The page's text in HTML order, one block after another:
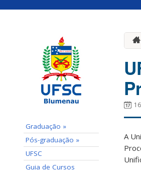
Graduação »
Pós-graduação »
UFSC
Guia de Cursos
A